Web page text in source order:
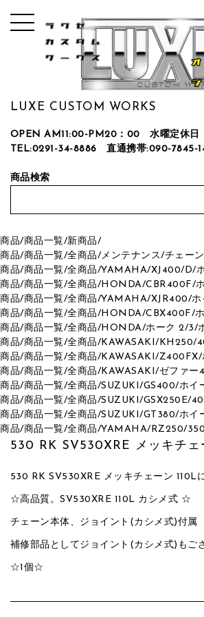
LUXE CUSTOM WORKS
OPEN AM11:00-PM20：00 水曜定休日
TEL:0291-34-8886
直通携帯:090-7845-
商品検索
商品/商品一覧/新商品/
商品/商品一覧/全商品/メンテナンス/チェーン
商品/商品一覧/全商品/YAMAHA/XJ400/D/
商品/商品一覧/全商品/HONDA/CBR400F/
商品/商品一覧/全商品/YAMAHA/XJR400/ホ
商品/商品一覧/全商品/HONDA/CBX400F/
商品/商品一覧/全商品/HONDA/ホーク 2/3/
商品/商品一覧/全商品/KAWASAKI/KH250/
商品/商品一覧/全商品/KAWASAKI/Z400FX/
商品/商品一覧/全商品/KAWASAKI/ゼファー
商品/商品一覧/全商品/SUZUKI/GS400/ホイ
商品/商品一覧/全商品/SUZUKI/GSX250E/
商品/商品一覧/全商品/SUZUKI/GT380/ホイ
商品/商品一覧/全商品/YAMAHA/RZ250/350
530 RK SV530XRE メッキチェ
530 RK SV530XRE メッキチェーン 110L
☆高品質。SV530XRE 110L カシメ式 ☆
チェーン本体、ジョイント(カシメ式)付属
補修部品としてジョイント(カシメ式)もご
☆1個☆